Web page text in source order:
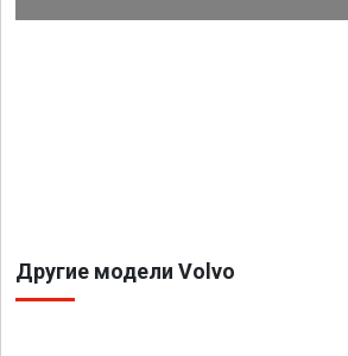
Другие модели Volvo